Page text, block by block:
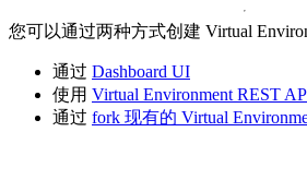
您可以通过两种方式创建 Virtual
通过 Dashboard UI
使用 Virtual Environment REST
通过 fork 现有的 Virtual